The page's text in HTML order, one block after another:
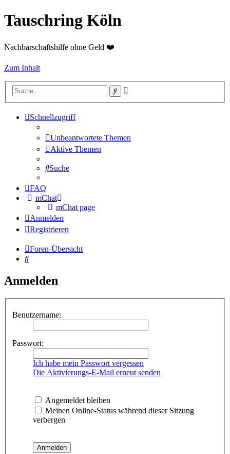
Tauschring Köln
Nachbarschaftshilfe ohne Geld ❤️
Zum Inhalt
Suche
Schnellzugriff
Unbeantwortete Themen
Aktive Themen
Suche
FAQ
mChat
mChat page
Anmelden
Registrieren
Foren-Übersicht
Suche
Anmelden
Benutzername:
Passwort:
Ich habe mein Passwort vergessen
Die Aktivierungs-E-Mail erneut senden
Angemeldet bleiben
Meinen Online-Status während dieser Sitzung
verbergen